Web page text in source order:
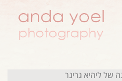
של ליהיא גרינר